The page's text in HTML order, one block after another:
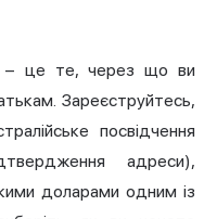
– це те, через що ви
Зареєструйтесь,
посвідчення
адреси),
доларами одним із